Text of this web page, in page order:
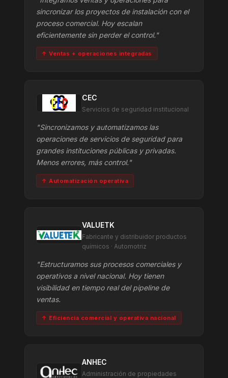
sincronizar los proyectos de instalación con el
proceso comercial. Hoy escalan
eficientemente sin perder el control."
↑ Ventas + operaciones integradas
CEC
Servicios de seguridad institucional
"Sincronizamos y automatizamos las
operaciones de servicios de seguridad para
grandes instituciones públicas y privadas.
Menos errores, más control."
↑ Automatización operativa
VALUETK
Fabricante y distribuidor productos
químicos · Automotriz
"Estructuramos sus procesos comerciales y
operativos a nivel nacional. Hoy tienen
visibilidad en tiempo real del pipeline de
ventas.
↑ Eficiencia comercial y operativa nacional
ANHEC
Administración de propiedades